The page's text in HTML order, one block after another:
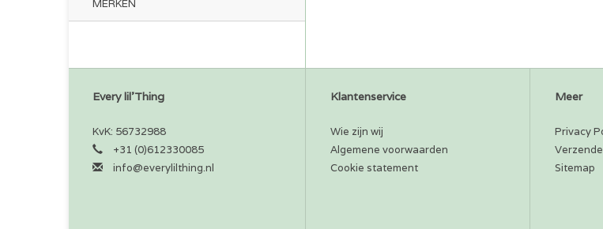
MERKEN
Every lil'Thing
KvK: 56732988
+31 (0)612330085
info@everylilthing.nl
Klantenservice
Wie zijn wij
Algemene voorwaarden
Cookie statement
Meer
Privacy
Sitemap